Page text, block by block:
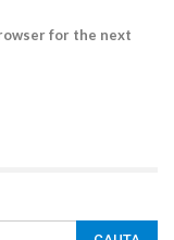
for the next